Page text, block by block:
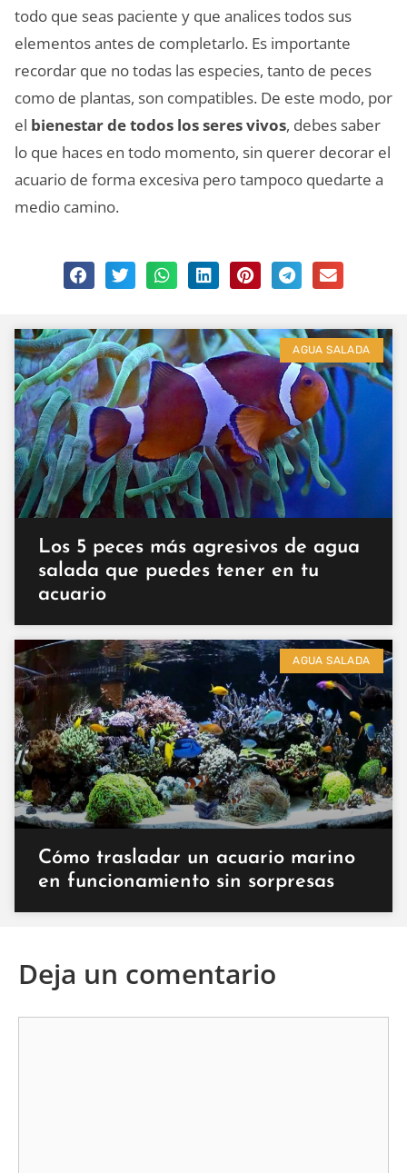
todo que seas paciente y que analices todos sus
elementos antes de completarlo. Es importante
recordar que no todas las especies, tanto de peces
como de plantas, son compatibles. De este modo, por
el bienestar de todos los seres vivos, debes saber
lo que haces en todo momento, sin querer decorar el
acuario de forma excesiva pero tampoco quedarte a
medio camino.
AGUA SALADA
Los 5 peces más agresivos de agua
salada que puedes tener en tu
acuario
AGUA SALADA
Cómo trasladar un acuario marino
en funcionamiento sin sorpresas
Deja un comentario